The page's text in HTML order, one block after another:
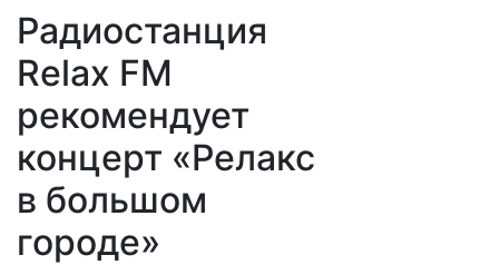
Радиостанция
Relax FM
рекомендует
концерт «Релакс
в большом
городе»